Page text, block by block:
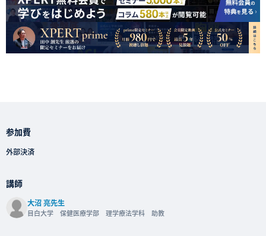
参加費
外部決済
講師
大沼 亮先生
目白大学 保健医療学部 理学療法学科 助教